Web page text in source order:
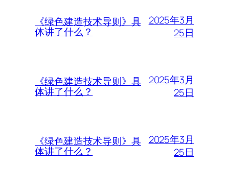
《绿色建造技术导则》具
体讲了什么？
2025年3月
25日
《绿色建造技术导则》具
体讲了什么？
2025年3月
25日
《绿色建造技术导则》具
体讲了什么？
2025年3月
25日